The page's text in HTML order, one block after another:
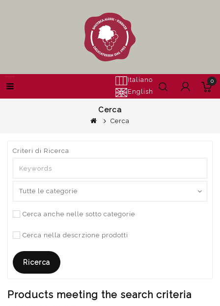
Italiano
English
0
Cerca
Cerca
Criteri di Ricerca
Cerca anche nelle sotto categorie
Cerca nella descrzione prodotti
Products meeting the search criteria